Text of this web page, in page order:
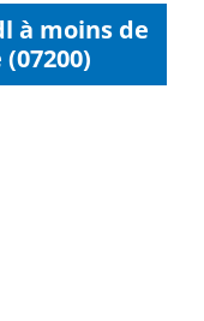
à moins de